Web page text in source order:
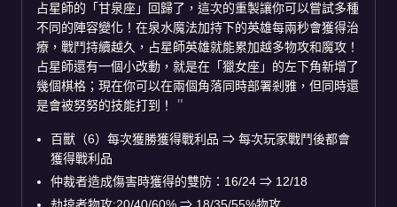
占星師的「甘泉座」回歸了，這次的重製讓你可以嘗試多種
不同的陣容變化！在泉水魔法加持下的英雄每兩秒會獲得治
療，戰鬥持續越久，占星師英雄就能累加越多物攻和魔攻！
占星師還有一個小改動，就是在「獵女座」的左下角新增了
幾個棋格；現在你可以在兩個角落同時部署剎雅，但同時還
是會被努努的技能打到！
百獸（6）每次獲勝獲得戰利品 ⇒ 每次玩家戰鬥後都會
獲得戰利品
仲裁者造成傷害時獲得的雙防：16/24 ⇒ 12/18